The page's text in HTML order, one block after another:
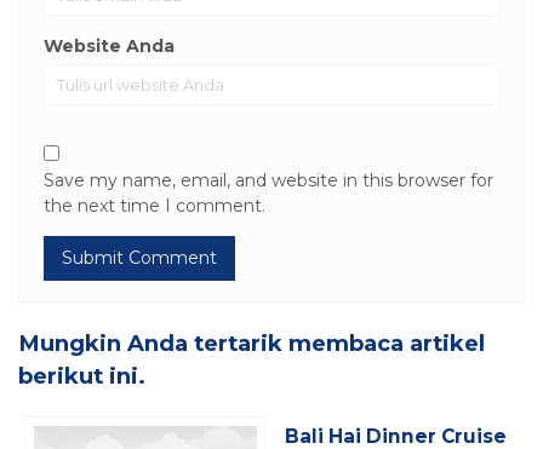
Website Anda
Save my name, email, and website in this browser for
the next time I comment.
Mungkin Anda tertarik membaca artikel
berikut ini.
Bali Hai Dinner Cruise